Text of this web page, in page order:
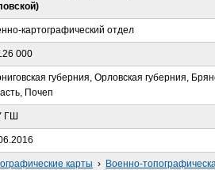
картографический отдел
000
губерния, Орловская губерния,
Почеп
ГШ
карты › Военно-